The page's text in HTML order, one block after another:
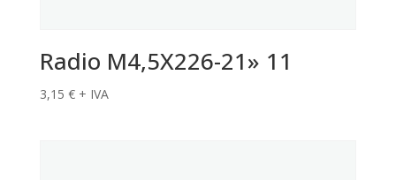
Radio M4,5X226-21» 11
3,15 € + IVA